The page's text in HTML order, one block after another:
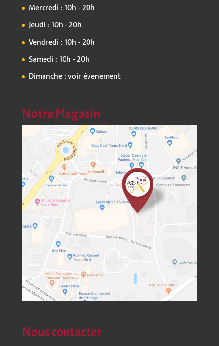
Mercredi : 10h - 20h
Jeudi : 10h - 20h
Vendredi : 10h - 20h
Samedi : 10h - 20h
Dimanche : voir évenement
Notre Magasin
Nous contacter